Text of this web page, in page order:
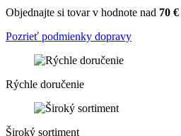
Objednajte si tovar v hodnote nad 70 €
Pozrieť podmienky dopravy
Rýchle doručenie
Široký sortiment